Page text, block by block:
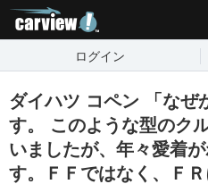
ログイン
ダイハツ コペン 「なぜ
す。 このような型のク
いましたが、年々愛着
す。ＦＦではなく、ＦＲ